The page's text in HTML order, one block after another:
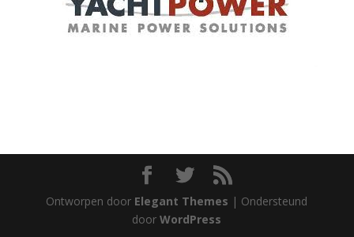
Ontworpen door Elegant Themes | Ondersteund
doorWordPress